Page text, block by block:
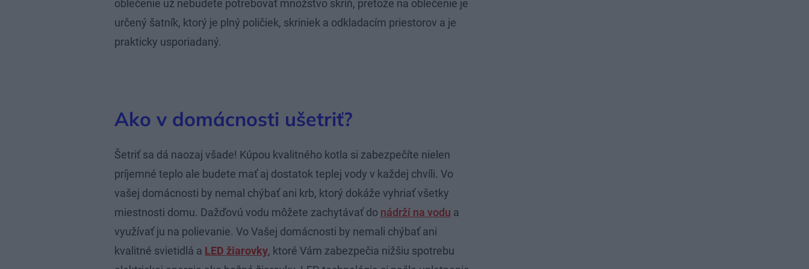
oblečenie už nebudete potrebovať množstvo skríň, pretože na oblečenie je
určený šatník, ktorý je plný poličiek, skriniek a odkladacím priestorov a je
prakticky usporiadaný.
Ako v domácnosti ušetriť?
Šetriť sa dá naozaj všade! Kúpou kvalitného kotla si zabezpečíte nielen
príjemné teplo ale budete mať aj dostatok teplej vody v každej chvíli. Vo
vašej domácnosti by nemal chýbať ani krb, ktorý dokáže vyhriať všetky
miestnosti domu. Dažďovú vodu môžete zachytávať do nádrží na vodu a
využívať ju na polievanie. Vo Vašej domácnosti by nemali chýbať ani
kvalitné svietidlá a LED žiarovky, ktoré Vám zabezpečia nižšiu spotrebu